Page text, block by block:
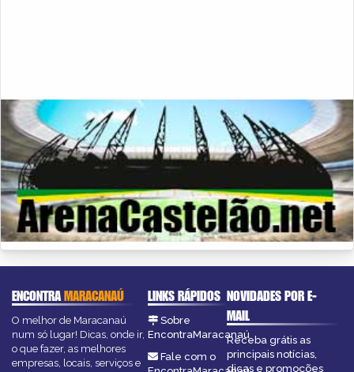
ENCONTRAMARACANAÚ
O melhor de Maracanaú
num só lugar! Dicas, onde ir,
o que fazer, as melhores
empresas, locais, serviços e
LINKS RÁPIDOS
Sobre
EncontraMaracanaú
Fale com o
NOVIDADES POR E-
MAIL
Receba grátis as
principais notícias,
dicas e promoções